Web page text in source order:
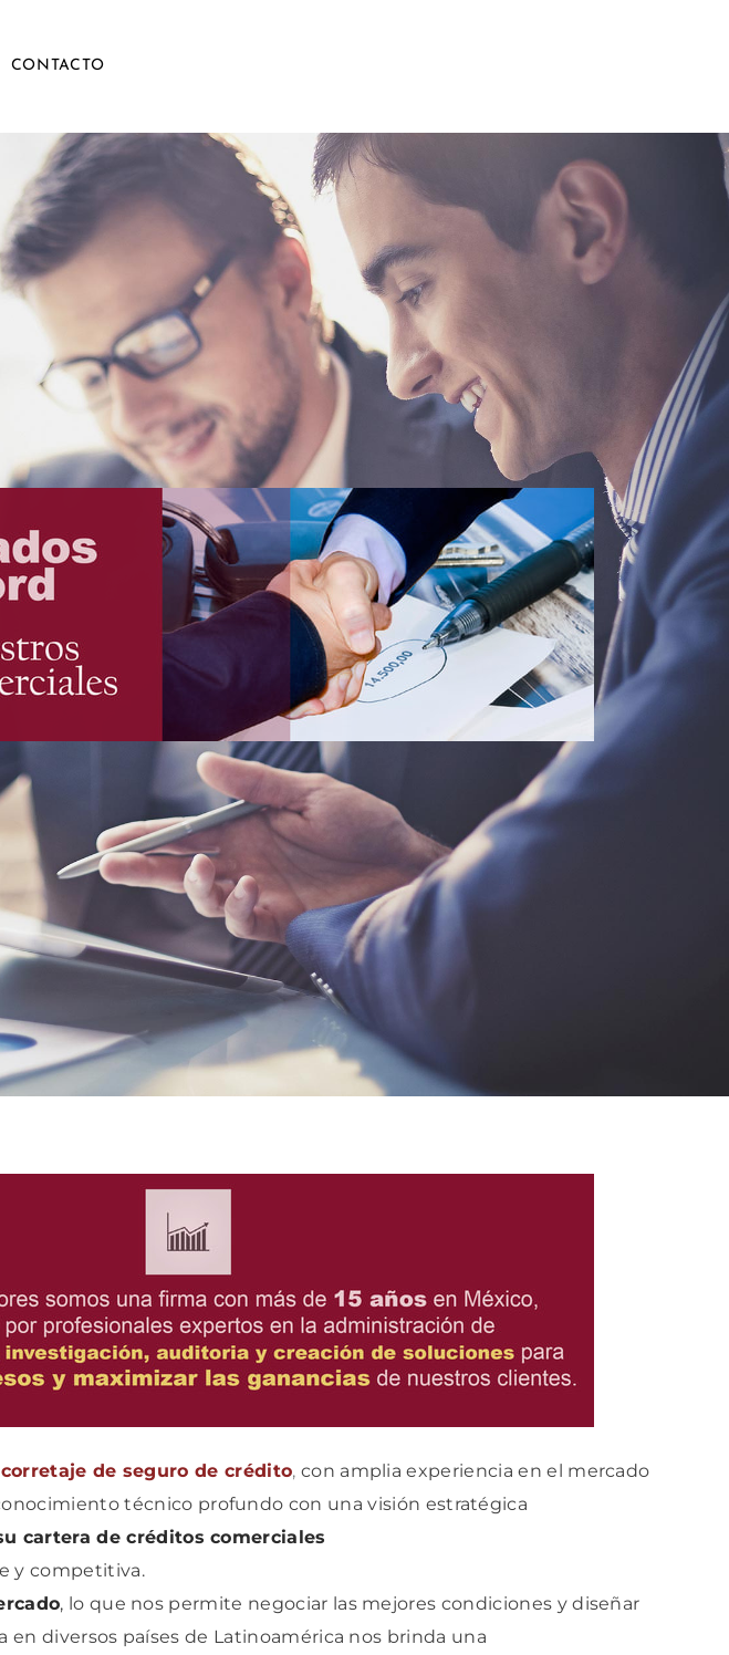
CONTACTO
de seguro de crédito, con amplia experiencia en el mercado
técnico profundo con una visión estratégica
cartera de créditos comerciales
y competitiva.
, lo que nos permite negociar las mejores condiciones y diseñar
en diversos países de Latinoamérica nos brinda una